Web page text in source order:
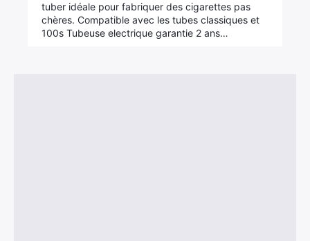
tuber idéale pour fabriquer des cigarettes pas
chères. Compatible avec les tubes classiques et
100s Tubeuse electrique garantie 2 ans…